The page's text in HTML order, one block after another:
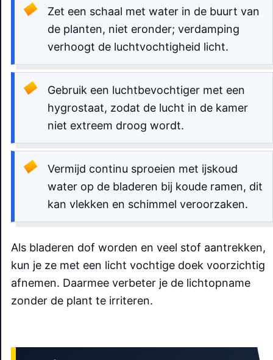
Zet een schaal met water in de buurt van
de planten, niet eronder; verdamping
verhoogt de luchtvochtigheid licht.
Gebruik een luchtbevochtiger met een
hygrostaat, zodat de lucht in de kamer
niet extreem droog wordt.
Vermijd continu sproeien met ijskoud
water op de bladeren bij koude ramen, dit
kan vlekken en schimmel veroorzaken.
Als bladeren dof worden en veel stof aantrekken,
kun je ze met een licht vochtige doek voorzichtig
afnemen. Daarmee verbeter je de lichtopname
zonder de plant te irriteren.